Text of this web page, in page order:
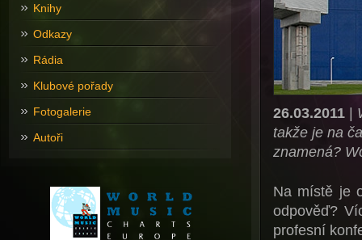
26.03.2011|
takže je na
znamená?
Na místě je
odpověď?
profesní
Knihy
Odkazy
Rádia
Klubové pořady
Fotogalerie
Autoři